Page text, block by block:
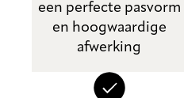
een perfecte pasvorm
en hoogwaardige
afwerking